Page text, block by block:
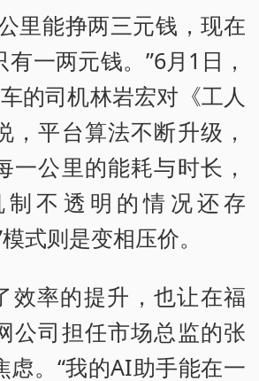
里能挣两三元钱，现在
一两元钱。”6月1日，
的司机林岩宏对《工人
，平台算法不断升级，
一公里的能耗与时长，
不透明的情况还存
式则是变相压价。
效率的提升，也让在福
公司担任市场总监的张
虑。“我的AI助手能在一